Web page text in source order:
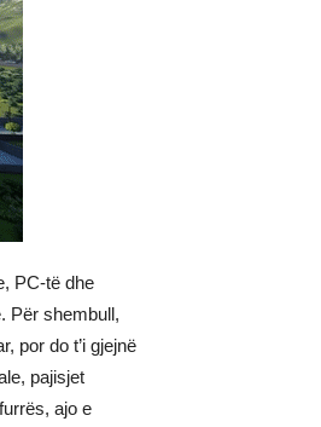
PC-të dhe
Për shembull,
por do t’i gjejnë
pajisjet
ajo e